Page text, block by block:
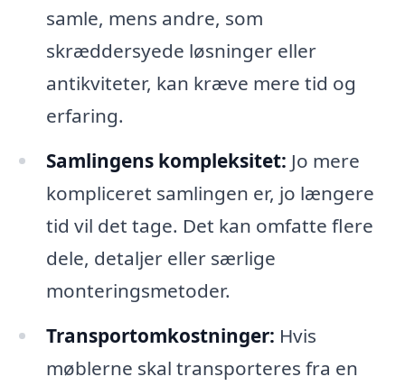
samle, mens andre, som
skræddersyede løsninger eller
antikviteter, kan kræve mere tid og
erfaring.
Samlingens kompleksitet: Jo mere
kompliceret samlingen er, jo længere
tid vil det tage. Det kan omfatte flere
dele, detaljer eller særlige
monteringsmetoder.
Transportomkostninger: Hvis
møblerne skal transporteres fra en